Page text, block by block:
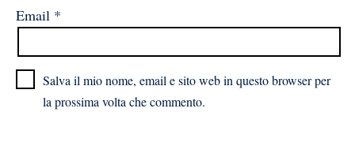
Email *
Salva il mio nome, email e sito web in questo browser per
la prossima volta che commento.